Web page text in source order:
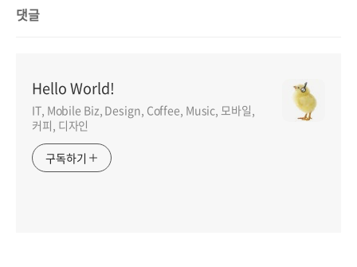
댓글
Hello World!
IT, Mobile Biz, Design, Coffee, Music, 모바일,
커피, 디자인
구독하기